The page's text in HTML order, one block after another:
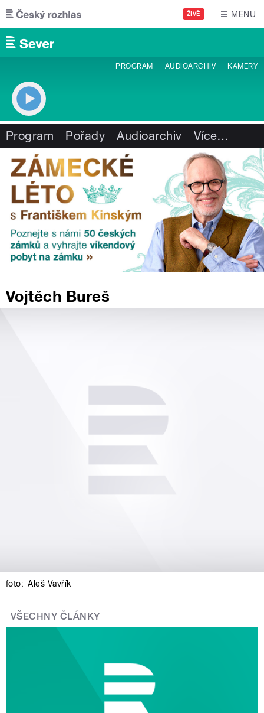
Přejít k hlavnímu obsahu
ŽIVĚ MENU
PROGRAM AUDIOARCHIV KAMERY
Program Pořady Audioarchiv Více…
Vojtěch Bureš
foto: Aleš Vavřík
VŠECHNY ČLÁNKY